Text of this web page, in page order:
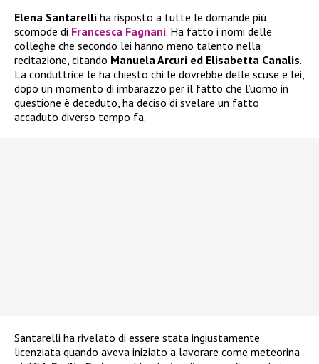
Elena Santarelli ha risposto a tutte le domande più
scomode di Francesca Fagnani. Ha fatto i nomi delle
colleghe che secondo lei hanno meno talento nella
recitazione, citando Manuela Arcuri ed Elisabetta Canalis.
La conduttrice le ha chiesto chi le dovrebbe delle scuse e lei,
dopo un momento di imbarazzo per il fatto che l’uomo in
questione è deceduto, ha deciso di svelare un fatto
accaduto diverso tempo fa.
Santarelli ha rivelato di essere stata ingiustamente
licenziata quando aveva iniziato a lavorare come meteorina